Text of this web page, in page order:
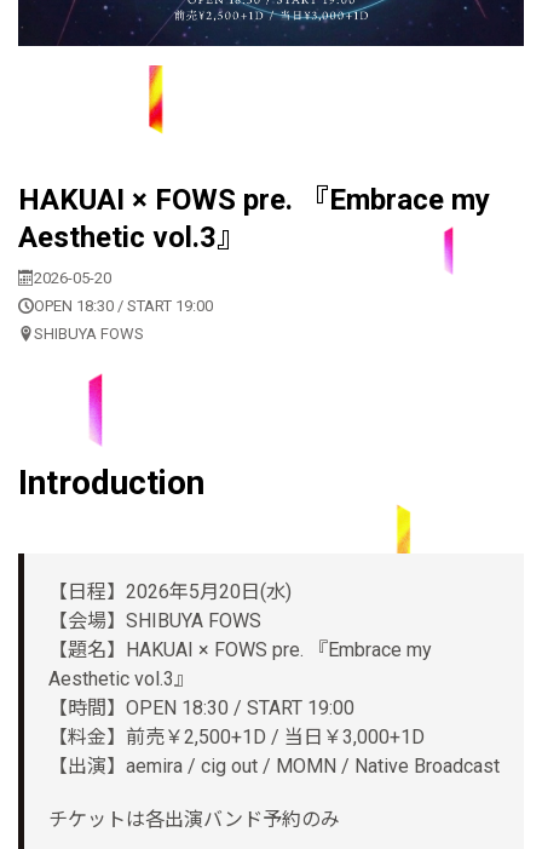
HAKUAI × FOWS pre. 『Embrace my
Aesthetic vol.3』
2026-05-20
OPEN 18:30 / START 19:00
SHIBUYA FOWS
Introduction
【日程】2026年5月20日(水)
【会場】SHIBUYA FOWS
【題名】HAKUAI × FOWS pre. 『Embrace my
Aesthetic vol.3』
【時間】OPEN 18:30 / START 19:00
【料金】前売￥2,500+1D / 当日￥3,000+1D
【出演】aemira / cig out / MOMN / Native Broadcast
チケットは各出演バンド予約のみ